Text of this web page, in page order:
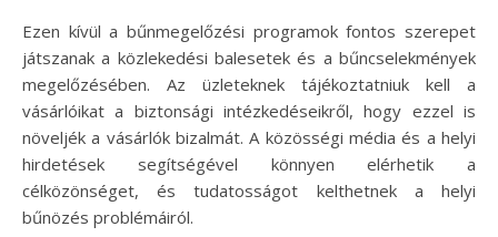
Ezen kívül a bűnmegelőzési programok fontos szerepet
játszanak a közlekedési balesetek és a bűncselekmények
megelőzésében. Az üzleteknek tájékoztatniuk kell a
vásárlóikat a biztonsági intézkedéseikről, hogy ezzel is
növeljék a vásárlók bizalmát. A közösségi média és a helyi
hirdetések segítségével könnyen elérhetik a
célközönséget, és tudatosságot kelthetnek a helyi
bűnözés problémáiról.